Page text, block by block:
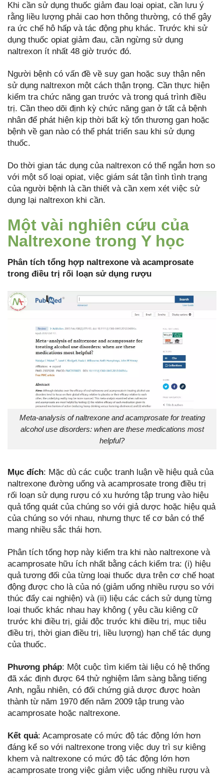
Khi cần sử dụng thuốc giảm đau loại opiat, cần lưu ý
rằng liều lượng phải cao hơn thông thường, có thể gây
ra ức chế hô hấp và tác động phụ khác. Trước khi sử
dụng thuốc opiat giảm đau, cần ngừng sử dụng
naltrexon ít nhất 48 giờ trước đó.
Người bệnh có vấn đề về suy gan hoặc suy thận nên
sử dụng naltrexon một cách thận trọng. Cần thực hiện
kiểm tra chức năng gan trước và trong quá trình điều
trị. Cần theo dõi định kỳ chức năng gan ở tất cả bệnh
nhân để phát hiện kịp thời bất kỳ tổn thương gan hoặc
bệnh về gan nào có thể phát triển sau khi sử dụng
thuốc.
Do thời gian tác dụng của naltrexon có thể ngắn hơn so
với một số loại opiat, việc giám sát tận tình tình trạng
của người bệnh là cần thiết và cần xem xét việc sử
dụng lại naltrexon khi cần.
Một vài nghiên cứu của
Naltrexone trong Y học
Phân tích tổng hợp naltrexone và acamprosate
trong điều trị rối loạn sử dụng rượu
Meta-analysis of naltrexone and acamprosate for treating
alcohol use disorders: when are these medications most
helpful?
Mục đích: Mặc dù các cuộc tranh luận về hiệu quả của
naltrexone đường uống và acamprosate trong điều trị
rối loạn sử dụng rượu có xu hướng tập trung vào hiệu
quả tổng quát của chúng so với giả dược hoặc hiệu quả
của chúng so với nhau, nhưng thực tế cơ bản có thể
mang nhiều sắc thái hơn.
Phân tích tổng hợp này kiểm tra khi nào naltrexone và
acamprosate hữu ích nhất bằng cách kiểm tra: (i) hiệu
quả tương đối của từng loại thuốc dựa trên cơ chế hoạt
động được cho là của nó (giảm uống nhiều rượu so với
thúc đẩy cai nghiện) và (ii) liệu các cách sử dụng từng
loại thuốc khác nhau hay không ( yêu cầu kiêng cữ
trước khi điều trị, giải độc trước khi điều trị, mục tiêu
điều trị, thời gian điều trị, liều lượng) hạn chế tác dụng
của thuốc.
Phương pháp: Một cuộc tìm kiếm tài liệu có hệ thống
đã xác định được 64 thử nghiệm lâm sàng bằng tiếng
Anh, ngẫu nhiên, có đối chứng giả dược được hoàn
thành từ năm 1970 đến năm 2009 tập trung vào
acamprosate hoặc naltrexone.
Kết quả: Acamprosate có mức độ tác động lớn hơn
đáng kể so với naltrexone trong việc duy trì sự kiêng
khem và naltrexone có mức độ tác động lớn hơn
acamprosate trong việc giảm việc uống nhiều rượu và